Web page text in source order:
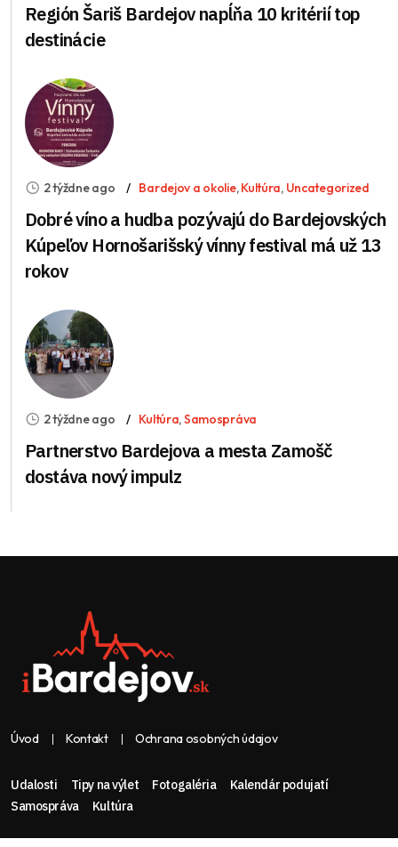
Región Šariš Bardejov napĺňa 10 kritérií top
destinácie
2 týždne ago Bardejov a okolie,Kultúra, Uncategorized
Dobré víno a hudba pozývajú do Bardejovských
Kúpeľov Hornošarišský vínny festival má už 13
rokov
2 týždne ago Kultúra,Samospráva
Partnerstvo Bardejova a mesta Zamošč
dostáva nový impulz
Úvod Kontakt Ochrana osobných údajov
Udalosti Tipy na výlet Fotogaléria
Kalendár podujatí
Samospráva
Kultúra